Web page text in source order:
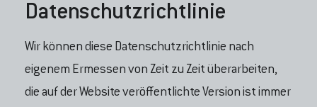
Datenschutzrichtlinie
Wir können diese Datenschutzrichtlinie nach
eigenem Ermessen von Zeit zu Zeit überarbeiten,
die auf der Website veröffentlichte Version ist immer